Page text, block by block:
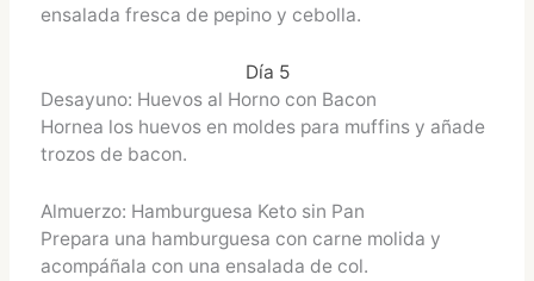
ensalada fresca de pepino y cebolla.
Día 5
Desayuno: Huevos al Horno con Bacon
Hornea los huevos en moldes para muffins y añade
trozos de bacon.
Almuerzo: Hamburguesa Keto sin Pan
Prepara una hamburguesa con carne molida y
acompáñala con una ensalada de col.